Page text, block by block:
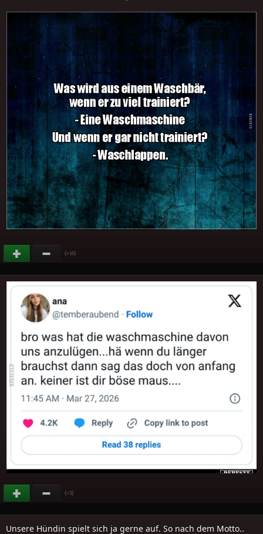
(+16)
(+3)
Unsere Hündin spielt sich ja gerne auf. So nach dem Motto..